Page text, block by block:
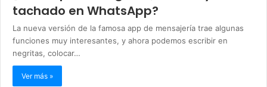
tachado en WhatsApp?
La nueva versión de la famosa app de mensajería trae algunas
funciones muy interesantes, y ahora podemos escribir en
negritas, colocar…
Ver más »